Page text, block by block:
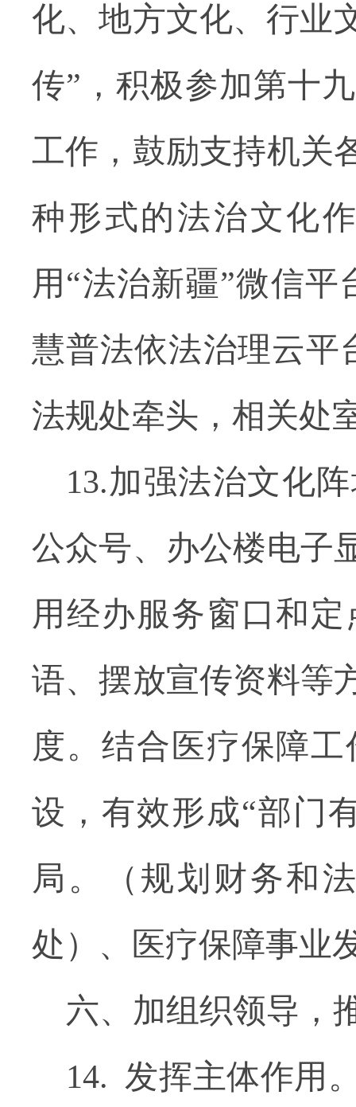
化、地方文化、行业
传”，积极参加第十
工作，鼓励支持机关
种形式的法治文化
用“法治新疆”微信
慧普法依法治理云平
法规处牵头，相关处
13.加强法治文化
公众号、办公楼电子
用经办服务窗口和
语、摆放宣传资料等
度。结合医疗保障
设，有效形成“部门
局。（规划财务和
处）、医疗保障事业
六、加组织领导，
14. 发挥主体作用